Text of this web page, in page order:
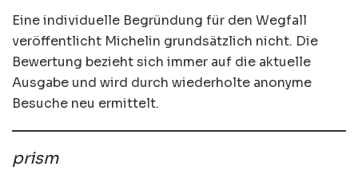
Eine individuelle Begründung für den Wegfall
veröffentlicht Michelin grundsätzlich nicht. Die
Bewertung bezieht sich immer auf die aktuelle
Ausgabe und wird durch wiederholte anonyme
Besuche neu ermittelt.
prism